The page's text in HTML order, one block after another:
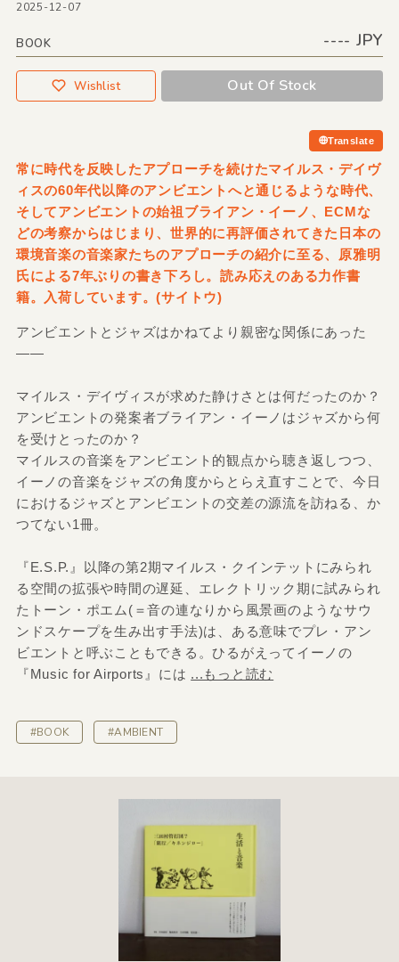
2025-12-07
BOOK ---- JPY
Wishlist Out Of Stock
Translate
常に時代を反映したアプローチを続けたマイルス・デイヴ
ィスの60年代以降のアンビエントへと通じるような時代、
そしてアンビエントの始祖ブライアン・イーノ、ECMな
どの考察からはじまり、世界的に再評価されてきた日本の
環境音楽の音楽家たちのアプローチの紹介に至る、原雅明
氏による7年ぶりの書き下ろし。読み応えのある力作書
籍。入荷しています。(サイトウ)
アンビエントとジャズはかねてより親密な関係にあった
――
マイルス・デイヴィスが求めた静けさとは何だったのか？
アンビエントの発案者ブライアン・イーノはジャズから何
を受けとったのか？
マイルスの音楽をアンビエント的観点から聴き返しつつ、
イーノの音楽をジャズの角度からとらえ直すことで、今日
におけるジャズとアンビエントの交差の源流を訪ねる、か
つてない1冊。
『E.S.P.』以降の第2期マイルス・クインテットにみられ
る空間の拡張や時間の遅延、エレクトリック期に試みられ
たトーン・ポエム(＝音の連なりから風景画のようなサウ
ンドスケープを生み出す手法)は、ある意味でプレ・アン
ビエントと呼ぶこともできる。ひるがえってイーノの
『Music for Airports』には ...もっと読む
#BOOK #AMBIENT